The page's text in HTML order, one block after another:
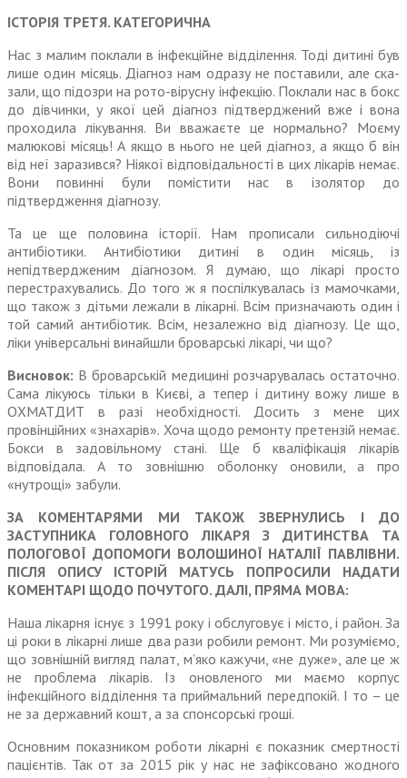
ІСТОРІЯ ТРЕТЯ. КАТЕГОРИЧНА
Нас з малим поклали в інфекційне відді­лення. Тоді дитині був
лише один місяць. Діагноз нам одразу не поставили, але ска­
зали, що підозри на рото-вірусну інфекцію. Поклали нас в бокс
до дівчинки, у якої цей діагноз підтверджений вже і вона
проходила лікування. Ви вважаєте це нормально? Моєму
малюкові місяць! А якщо в нього не цей діагноз, а якщо б він
від неї заразився? Ніякої відповідальності в цих лікарів немає.
Вони повинні були помістити нас в ізолятор до
підтвердження діагнозу.
Та це ще половина історії. Нам прописали сильнодіючі
антибіотики. Антибіотики дитині в один місяць, із
непідтвердженим діагнозом. Я думаю, що лікарі просто
перестрахувались. До того ж я поспілкувалась із мамочками,
що також з дітьми лежали в лікарні. Всім призначають один і
той самий антибіотик. Всім, незалежно від діагнозу. Це що,
ліки універсальні винайшли броварські лікарі, чи що?
Висновок: В броварській медицині роз­чарувалась остаточно.
Сама лікуюсь тільки в Києві, а тепер і дитину вожу лише в
ОХМАТ­ДИТ в разі необхідності. Досить з мене цих
провінційних «знахарів». Хоча щодо ремонту претензій немає.
Бокси в задовільному стані. Ще б кваліфікація лікарів
відповідала. А то зовнішню оболонку оновили, а про
«нутрощі» забули.
ЗА КОМЕНТАРЯМИ МИ ТАКОЖ ЗВЕРНУЛИСЬ І ДО
ЗАСТУПНИКА ГОЛОВНОГО ЛІКАРЯ З ДИТИНСТВА ТА
ПОЛОГОВОЇ ДОПОМОГИ ВОЛОШИНОЇ НАТАЛІЇ ПАВЛІВНИ.
ПІСЛЯ ОПИСУ ІСТОРІЙ МАТУСЬ ПОПРОСИЛИ НАДАТИ
КОМЕНТАРІ ЩОДО ПОЧУТОГО. ДАЛІ, ПРЯМА МОВА:
Наша лікарня існує з 1991 року і обслуговує і місто, і район. За
ці роки в лікарні лише два рази робили ремонт. Ми розуміємо,
що зовнішній вигляд палат, м’яко кажучи, «не дуже», але це ж
не проблема лікарів. Із оновленого ми маємо корпус
інфекційного відділення та приймальний передпокій. І то – це
не за державний кошт, а за спонсорські гроші.
Основним показником роботи лікарні є показник смертності
пацієнтів. Так от за 2015 рік у нас не зафіксовано жодного